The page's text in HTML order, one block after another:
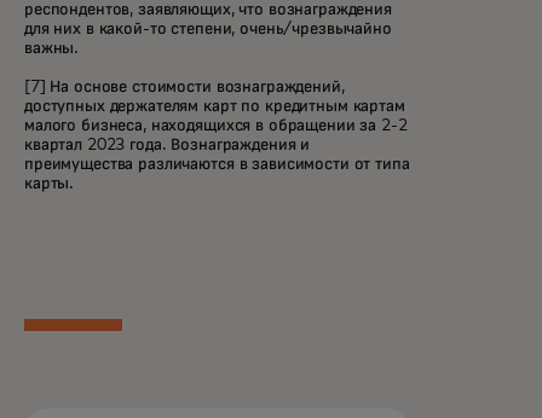
респондентов, заявляющих, что вознаграждения
для них в какой-то степени, очень/чрезвычайно
важны.
[7] На основе стоимости вознаграждений,
доступных держателям карт по кредитным картам
малого бизнеса, находящихся в обращении за 2-2
квартал 2023 года. Вознаграждения и
преимущества различаются в зависимости от типа
карты.